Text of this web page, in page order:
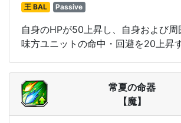
王 BAL Passive
自身のHPが50上昇し、自身および
味方ユニットの命中・回避を20上昇
常夏の命器
【魔】